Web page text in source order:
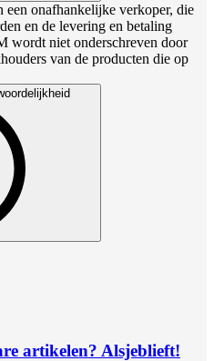
onafhankelijke verkoper, die
en de levering en betaling
wordt niet onderschreven door
van de producten die op
artikelen? Alsjeblieft!